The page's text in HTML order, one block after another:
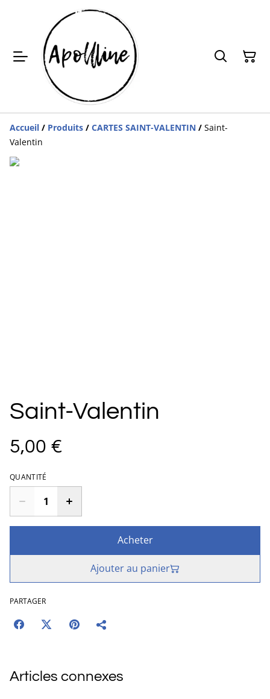
Accueil / Produits / CARTES SAINT-VALENTIN / Saint-
Valentin
Saint-Valentin
5,00 €
QUANTITÉ
Acheter
Ajouter au panier
PARTAGER
Articles connexes